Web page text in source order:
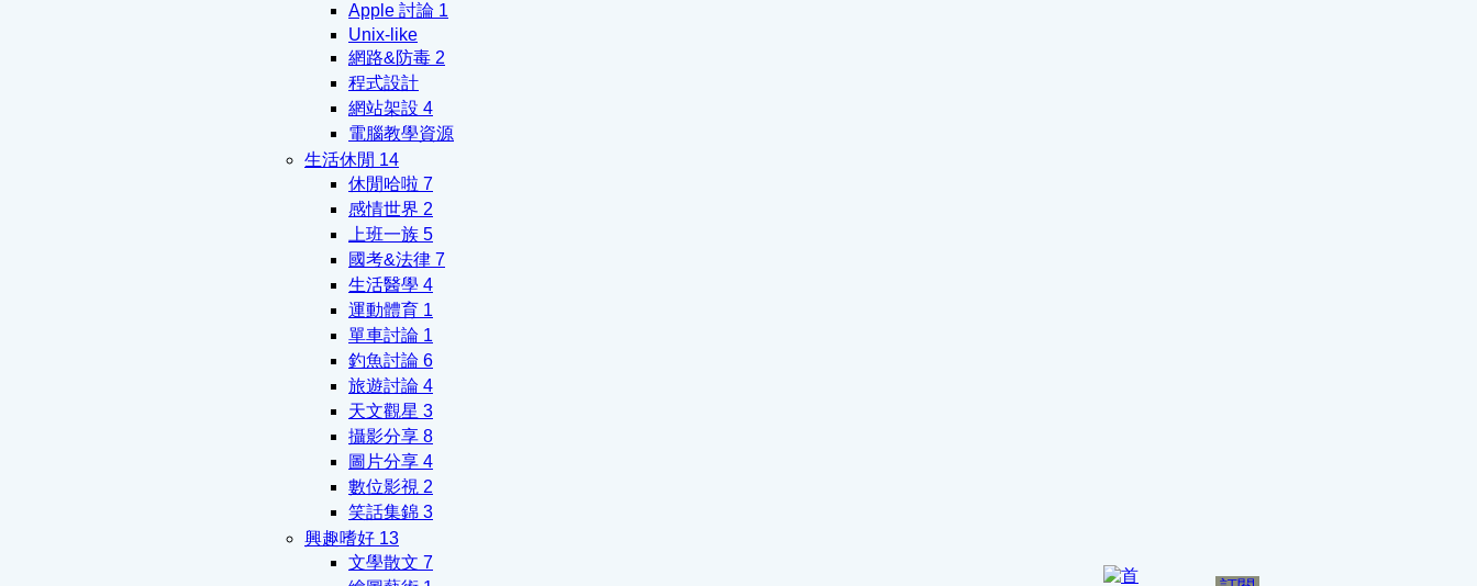
Apple 討論 1
Unix-like
網路&防毒 2
程式設計
網站架設 4
電腦教學資源
生活休閒 14
休閒哈啦 7
感情世界 2
上班一族 5
國考&法律 7
生活醫學 4
運動體育 1
單車討論 1
釣魚討論 6
旅遊討論 4
天文觀星 3
攝影分享 8
圖片分享 4
數位影視 2
笑話集錦 3
興趣嗜好 13
文學散文 7